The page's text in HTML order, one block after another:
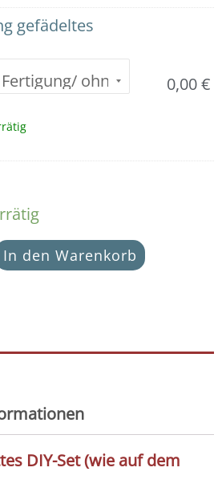
gefädeltes
0,00€
In den Warenkorb
DIY-Set (wie auf dem